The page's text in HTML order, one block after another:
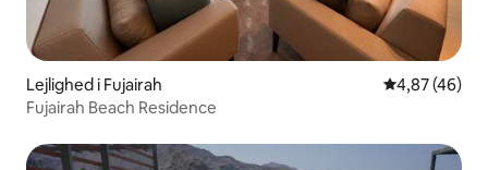
Lejlighed i Fujairah 4,87 ud af 5 i
4,87 (46)
Fujairah Beach Residence